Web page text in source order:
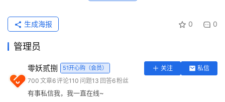
日
一
读
用
【译文】
代的帝王有其至高无上的品行和最重要的道德，以其使天下
人心归顺，人民和睦相处。人们无论是尊贵还是卑贱，上上
下下都没有怨恨不满。你知道那是为甚麽吗？” 曾子站起身
来，离开自己的座位回答说∶“学生我不够聪敏，哪里会知
0 0
生成海报
管理员
零妖贰捌 51开心购（会员） 关注
私信
700 文章6评论110 问题13 回答6粉丝
有事私信我，我一直在线~